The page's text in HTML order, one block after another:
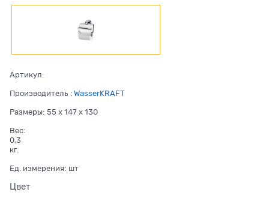
Артикул:
Производитель : WasserKRAFT
Размеры: 55 x 147 x 130
Вес:
0,3
кг.
Ед. измерения: шт
Цвет